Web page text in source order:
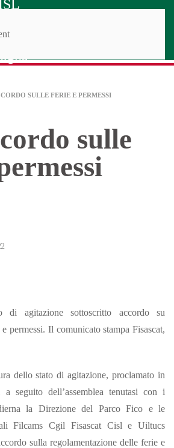
SULLE FERIE E PERMESSI
sulle
agitazione sottoscritto accordo su
permessi. Il comunicato stampa Fisascat,
dello stato di agitazione, proclamato in
seguito dell’assemblea tenutasi con i
la Direzione del Parco Fico e le
Filcams Cgil Fisascat Cisl e Uiltucs
sulla regolamentazione delle ferie e